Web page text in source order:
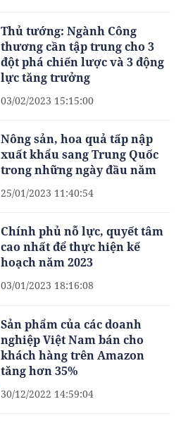
Thủ tướng: Ngành Công
thương cần tập trung cho 3
đột phá chiến lược và 3 động
lực tăng trưởng
03/02/2023 15:15:00
Nông sản, hoa quả tấp nập
xuất khẩu sang Trung Quốc
trong những ngày đầu năm
25/01/2023 11:40:54
Chính phủ nỗ lực, quyết tâm
cao nhất để thực hiện kế
hoạch năm 2023
03/01/2023 18:16:08
Sản phẩm của các doanh
nghiệp Việt Nam bán cho
khách hàng trên Amazon
tăng hơn 35%
30/12/2022 14:59:04